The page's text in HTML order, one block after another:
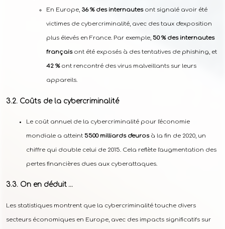
En Europe, 36 % des internautesont signalé avoir été
victimes de cybercriminalité, avec des taux d'exposition
plus élevés en France. Par exemple, 50 % des internautes
françaisont été exposés à des tentatives de phishing, et
42 %ont rencontré des virus malveillants sur leurs
appareils.
Coûts de la cybercriminalité
Le coût annuel de la cybercriminalité pour l'économie
mondiale a atteint 5500 milliards d'eurosà la fin de 2020, un
chiffre qui double celui de 2015. Cela reflète l'augmentation des
pertes financières dues aux cyberattaques.
On en déduit …
Les statistiques montrent que la cybercriminalité touche divers
secteurs économiques en Europe, avec des impacts significatifs sur